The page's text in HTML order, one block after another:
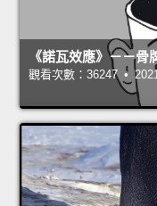
《諾瓦效應》－－
觀看次數：36247 •